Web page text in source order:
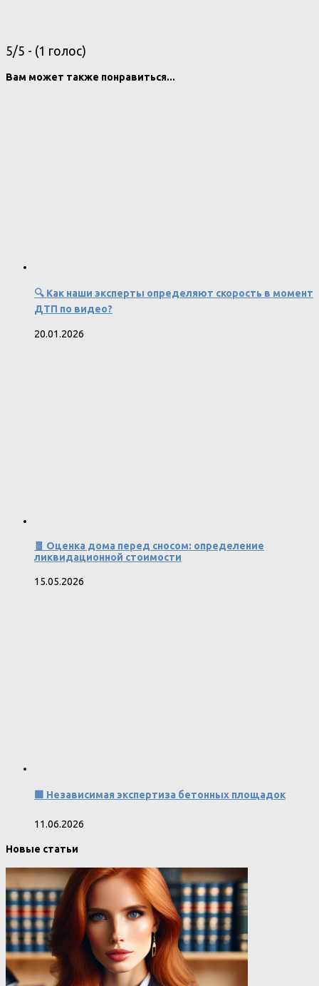
5/5 - (1 голос)
Вам может также понравиться...
🔍 Как наши эксперты определяют скорость в момент
ДТП по видео?
20.01.2026
🧧 Оценка дома перед сносом: определение
ликвидационной стоимости
15.05.2026
🟩 Независимая экспертиза бетонных площадок
11.06.2026
Новые статьи